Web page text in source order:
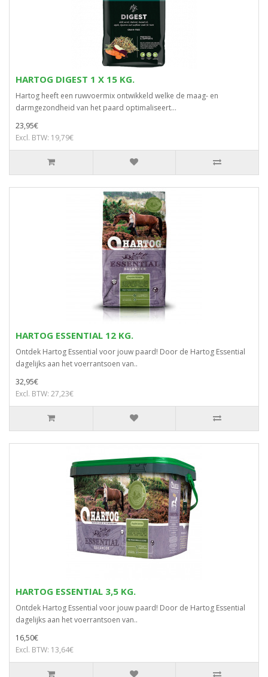
HARTOG DIGEST 1 X 15 KG.
Hartog heeft een ruwvoermix ontwikkeld welke de maag- en
darmgezondheid van het paard optimaliseert...
23,95€
Excl. BTW: 19,79€
HARTOG ESSENTIAL 12 KG.
Ontdek Hartog Essential voor jouw paard! Door de Hartog Essential
dagelijks aan het voerrantsoen van..
32,95€
Excl. BTW: 27,23€
HARTOG ESSENTIAL 3,5 KG.
Ontdek Hartog Essential voor jouw paard! Door de Hartog Essential
dagelijks aan het voerrantsoen van..
16,50€
Excl. BTW: 13,64€